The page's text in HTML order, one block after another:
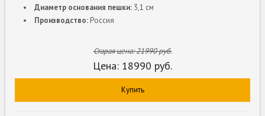
Диаметр основания пешки: 3,1 см
Производство: Россия
Старая цена:21990руб.
Цена: 18990 руб.
Купить